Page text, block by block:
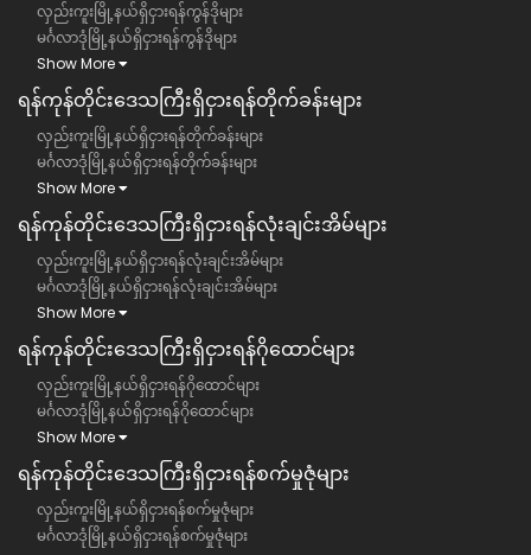
လှည်းကူးမြို့နယ်ရှိငှားရန်ကွန်ဒိုများ
မင်္ဂလာဒုံမြို့နယ်ရှိငှားရန်ကွန်ဒိုများ
Show More
ရန်ကုန်တိုင်းဒေသကြီး​​ရှိငှားရန်တိုက်ခန်းများ
လှည်းကူးမြို့နယ်ရှိငှားရန်တိုက်ခန်းများ
မင်္ဂလာဒုံမြို့နယ်ရှိငှားရန်တိုက်ခန်းများ
Show More
ရန်ကုန်တိုင်းဒေသကြီး​​ရှိငှားရန်လုံးချင်းအိမ်များ
လှည်းကူးမြို့နယ်ရှိငှားရန်လုံးချင်းအိမ်များ
မင်္ဂလာဒုံမြို့နယ်ရှိငှားရန်လုံးချင်းအိမ်များ
Show More
ရန်ကုန်တိုင်းဒေသကြီး​​ရှိငှားရန်ဂိုထောင်များ
လှည်းကူးမြို့နယ်ရှိငှားရန်ဂိုထောင်များ
မင်္ဂလာဒုံမြို့နယ်ရှိငှားရန်ဂိုထောင်များ
Show More
ရန်ကုန်တိုင်းဒေသကြီး​​ရှိငှားရန်စက်မှုဇုံများ
လှည်းကူးမြို့နယ်ရှိငှားရန်စက်မှုဇုံများ
မင်္ဂလာဒုံမြို့နယ်ရှိငှားရန်စက်မှုဇုံများ